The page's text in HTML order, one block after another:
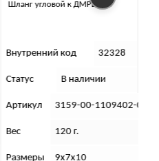
Шланг компенсирующий от
Внутренний код 32034
Статус В наличии
Артикул 3151-23-1109401-00
Вес 230 г.
Размеры 10 х 20 х 10